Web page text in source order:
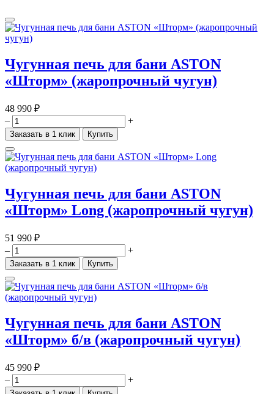
Чугунная печь для бани ASTON
«Шторм» (жаропрочный чугун)
48 990 ₽
–
+
Заказать в 1 клик Купить
Чугунная печь для бани ASTON
«Шторм» Long (жаропрочный чугун)
51 990 ₽
–
+
Заказать в 1 клик Купить
Чугунная печь для бани ASTON
«Шторм» б/в (жаропрочный чугун)
45 990 ₽
–
+